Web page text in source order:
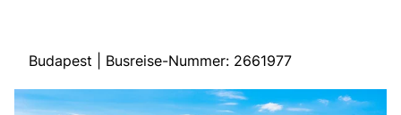
Start
Budapest | Busreise-Nummer: 2661977